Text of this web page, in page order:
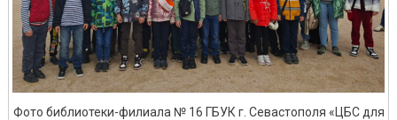
Фото библиотеки-филиала № 16 ГБУК г. Севастополя «ЦБС для